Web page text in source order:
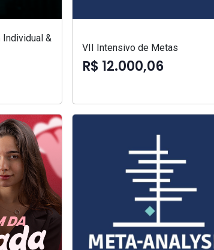
Individual &
VII Intensivo de Metas
R$ 12.000,06